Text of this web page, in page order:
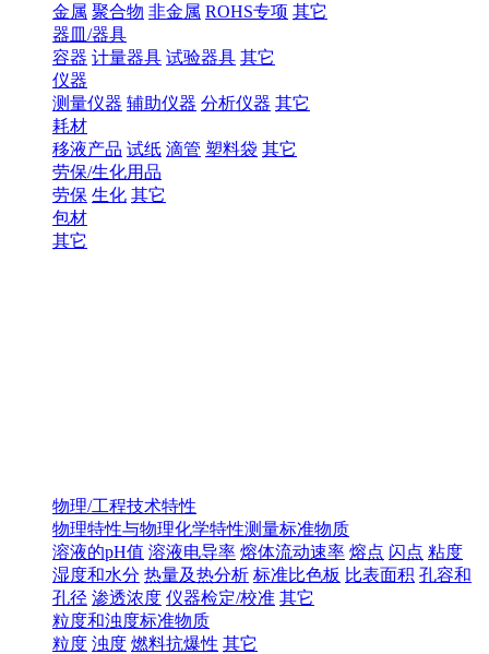
金属 聚合物 非金属 ROHS专项 其它
器皿/器具
容器 计量器具 试验器具 其它
仪器
测量仪器 辅助仪器 分析仪器 其它
耗材
移液产品 试纸 滴管 塑料袋 其它
劳保/生化用品
劳保 生化 其它
包材
其它
物理/工程技术特性
物理特性与物理化学特性测量标准物质
溶液的pH值 溶液电导率 熔体流动速率 熔点 闪点 粘度
湿度和水分 热量及热分析 标准比色板 比表面积 孔容和
孔径 渗透浓度 仪器检定/校准 其它
粒度和浊度标准物质
粒度 浊度 燃料抗爆性 其它